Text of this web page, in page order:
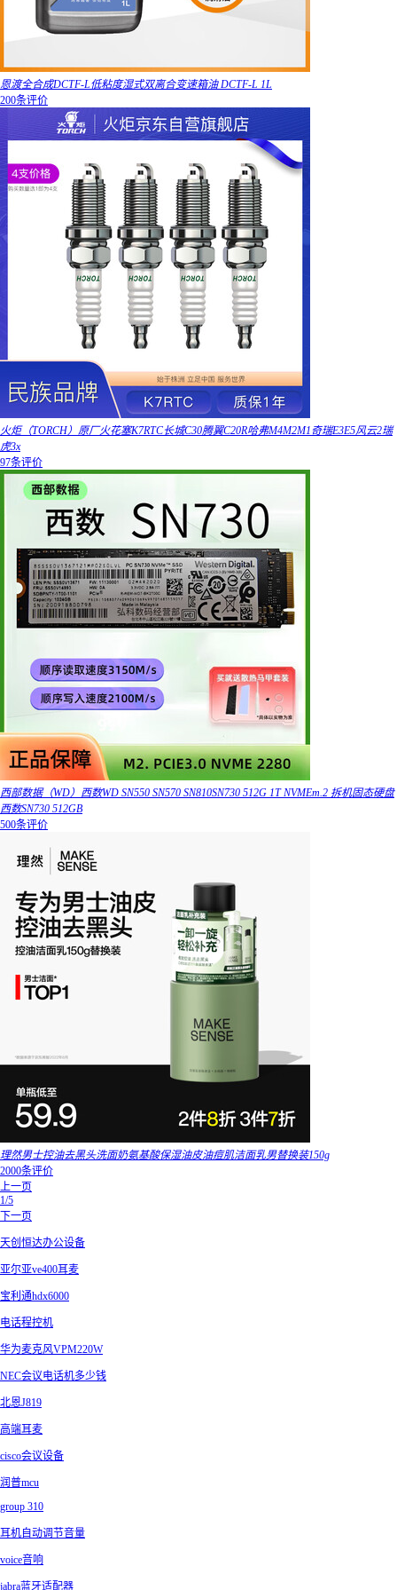
恩渡全合成DCTF-L低粘度湿式双离合变速箱油 DCTF-L 1L
200条评价
火炬（TORCH）原厂火花塞K7RTC长城C30腾翼C20R哈弗M4M2M1奇瑞E3E5风云2瑞
虎3x
97条评价
西部数据（WD）西数WD SN550 SN570 SN810SN730 512G 1T NVMEm.2 拆机固态硬盘
西数SN730 512GB
500条评价
理然男士控油去黑头洗面奶氨基酸保湿油皮油痘肌洁面乳男替换装150g
2000条评价
上一页
1/5
下一页
天创恒达办公设备
亚尔亚ve400耳麦
宝利通hdx6000
电话程控机
华为麦克风VPM220W
NEC会议电话机多少钱
北恩J819
高端耳麦
cisco会议设备
润普mcu
group 310
耳机自动调节音量
voice音响
jabra蓝牙适配器